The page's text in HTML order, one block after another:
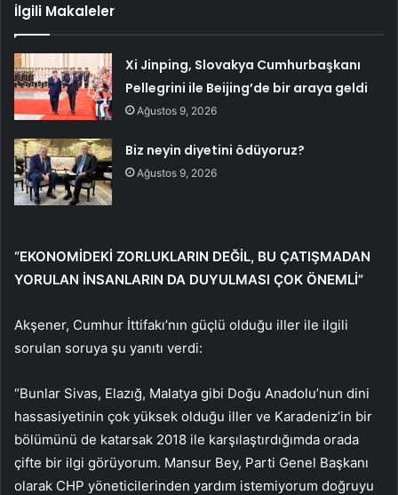
İlgili Makaleler
Xi Jinping, Slovakya Cumhurbaşkanı
Pellegrini ile Beijing’de bir araya geldi
Ağustos 9, 2026
Biz neyin diyetini ödüyoruz?
Ağustos 9, 2026
“EKONOMİDEKİ ZORLUKLARIN DEĞİL, BU ÇATIŞMADAN
YORULAN İNSANLARIN DA DUYULMASI ÇOK ÖNEMLİ”
Akşener, Cumhur İttifakı’nın güçlü olduğu iller ile ilgili
sorulan soruya şu yanıtı verdi:
“Bunlar Sivas, Elazığ, Malatya gibi Doğu Anadolu’nun dini
hassasiyetinin çok yüksek olduğu iller ve Karadeniz’in bir
bölümünü de katarsak 2018 ile karşılaştırdığımda orada
çifte bir ilgi görüyorum. Mansur Bey, Parti Genel Başkanı
olarak CHP yöneticilerinden yardım istemiyorum doğruyu